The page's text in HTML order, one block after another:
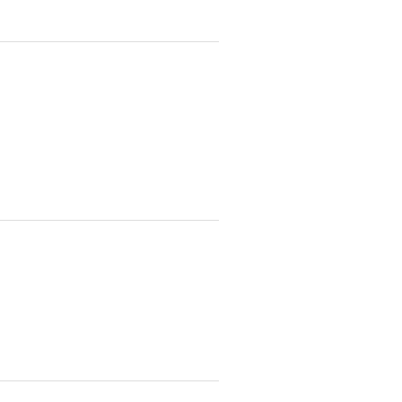
entre les dues actrius (mare i
per la seva veracitat
però que no aconsegueix
i altres carregats de